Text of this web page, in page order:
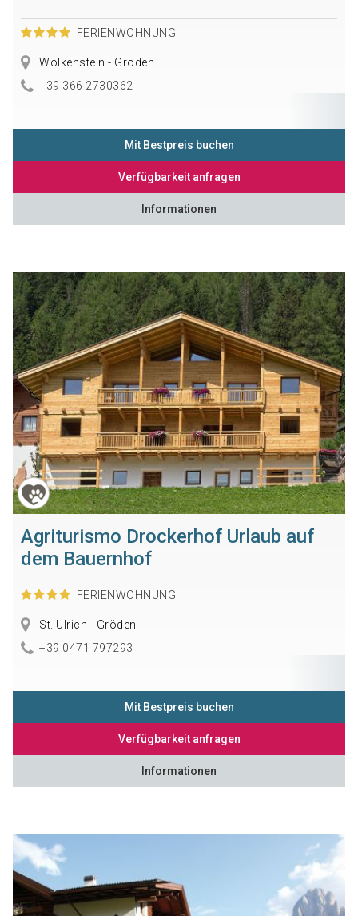
FERIENWOHNUNG
Wolkenstein - Gröden
+39 366 2730362
Mit Bestpreis buchen
Verfügbarkeit anfragen
Informationen
Agriturismo Drockerhof Urlaub auf
dem Bauernhof
FERIENWOHNUNG
St. Ulrich - Gröden
+39 0471 797293
Mit Bestpreis buchen
Verfügbarkeit anfragen
Informationen